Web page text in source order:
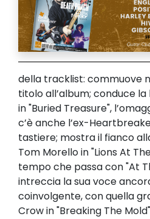
della tracklist: commuove
titolo all’album; conduce
in "Buried Treasure",
c’è anche l’ex-
tastiere; mostra il fianco
Tom Morello in "Lions At
tempo che passa con "At
intreccia la sua voce
coinvolgente, con quella
Crow in "Breaking The